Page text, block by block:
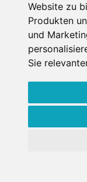
Website zu
Produkten
und
Sie
Copyright ©